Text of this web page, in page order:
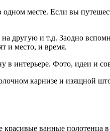
месте. Если вы
другую и т.д. Заодно
и место, и время.
карнизе и изящной
ванные